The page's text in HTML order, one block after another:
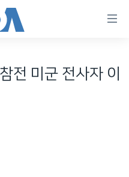
전 미군 전사자 이